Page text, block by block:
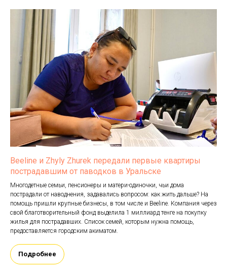
Beeline и Zhyly Zhurek передали первые квартиры
пострадавшим от паводков в Уральске
Многодетные семьи, пенсионеры и матери-одиночки, чьи дома
пострадали от наводнения, задавались вопросом: как жить дальше? На
помощь пришли крупные бизнесы, в том числе и Beeline. Компания через
свой благотворительный фонд выделила 1 миллиард тенге на покупку
жилья для пострадавших. Список семей, которым нужна помощь,
предоставляется городским акиматом.
Подробнее